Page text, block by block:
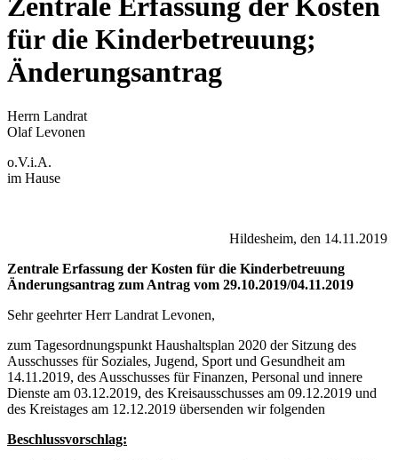
Zentrale Erfassung der Kosten
für die Kinderbetreuung;
Änderungsantrag
Herrn Landrat
Olaf Levonen
o.V.i.A.
im Hause
Hildesheim, den 14.11.2019
Zentrale Erfassung der Kosten für die Kinderbetreuung
Änderungsantrag zum Antrag vom 29.10.2019/04.11.2019
Sehr geehrter Herr Landrat Levonen,
zum Tagesordnungspunkt Haushaltsplan 2020 der Sitzung des
Ausschusses für Soziales, Jugend, Sport und Gesundheit am
14.11.2019, des Ausschusses für Finanzen, Personal und innere
Dienste am 03.12.2019, des Kreisausschusses am 09.12.2019 und
des Kreistages am 12.12.2019 übersenden wir folgenden
Beschlussvorschlag: